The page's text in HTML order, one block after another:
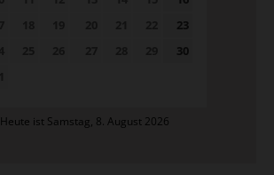
23
30
Heute ist Samstag, 8. August 2026